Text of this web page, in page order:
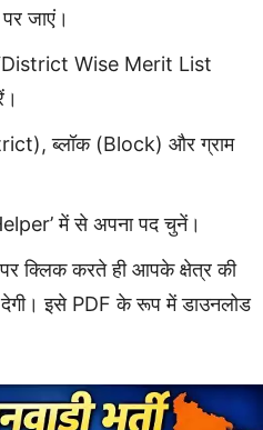
पर जाएं।
Wise Merit List
ब्लॉक (Block) और ग्राम
में से अपना पद चुनें।
क्लिक करते ही आपके क्षेत्र की
देगी। इसे PDF के रूप में डाउनलोड